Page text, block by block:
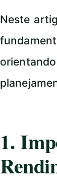
Neste
1.